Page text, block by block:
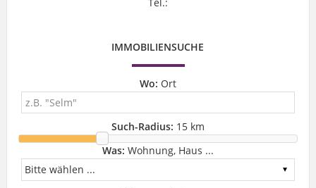
IMMOBILIENSUCHE
Wo: Ort
Such-Radius: 15 km
Was: Wohnung, Haus ...